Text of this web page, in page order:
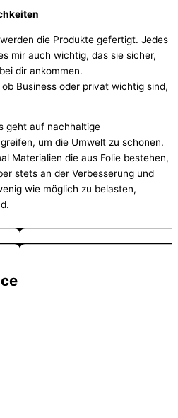
die Produkte gefertigt. Jedes
mir auch wichtig, das sie sicher,
dir ankommen.
Business oder privat wichtig sind,
geht auf nachhaltige
um die Umwelt zu schonen.
Materialien die aus Folie bestehen,
stets an der Verbesserung und
wie möglich zu belasten,